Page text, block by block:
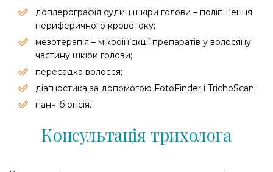
доплерографія судин шкіри голови – поліпшення
периферичного кровотоку;
мезотерапія – мікроін’єкції препаратів у волосяну
частину шкіри голови;
пересадка волосся;
діагностика за допомогою FotoFinder і TrichoScan;
панч-біопсія.
Консультація трихолога